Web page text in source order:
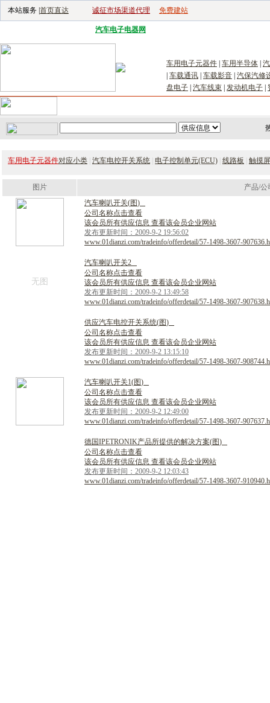
本站服务 | 首页直达 诚征市场渠道代理 免费建站
汽车电子电器网
车用电子元器件 车用半导体
车载通讯 车载影音 汽保汽修
盘电子 汽车线束 发动机电子
车用电子元器件对应小类 汽车电控开关系统 电子控制单元(ECU) 线路板 触摸屏
图片
产品/公
汽车喇 叭开关(图)
公司名称点击查看
该会员所有供应信息 查看该会员企业网站
发布更新时间：2009-9-2 19:56:02
www.01dianzi.com/tradeinfo/offerdetail/57-1498-3607-
无图
汽车喇 叭开关2
公司名称点击查看
该会员所有供应信息 查看该会员企业网站
发布更新时间：2009-9-2 13:49:58
www.01dianzi.com/tradeinfo/offerdetail/57-1498-3607-
供应汽车电控开关系统(图)
公司名称点击查看
该会员所有供应信息 查看该会员企业网站
发布更新时间：2009-9-2 13:15:10
www.01dianzi.com/tradeinfo/offerdetail/57-1498-3607-
汽车喇 叭开关1(图)
公司名称点击查看
该会员所有供应信息 查看该会员企业网站
发布更新时间：2009-9-2 12:49:00
www.01dianzi.com/tradeinfo/offerdetail/57-1498-3607-
德国IPETRONIK产品所提供的解决方案(图)
公司名称点击查看
该会员所有供应信息 查看该会员企业网站
发布更新时间：2009-9-2 12:03:43
www.01dianzi.com/tradeinfo/offerdetail/57-1498-3607-